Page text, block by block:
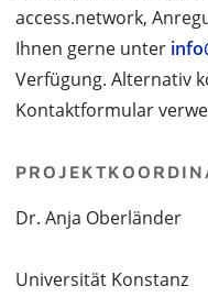
access.network,
Ihnen gerne unter
Verfügung. Alternativ
Kontaktformular
Dr. Anja Oberländer
Universität Konstanz